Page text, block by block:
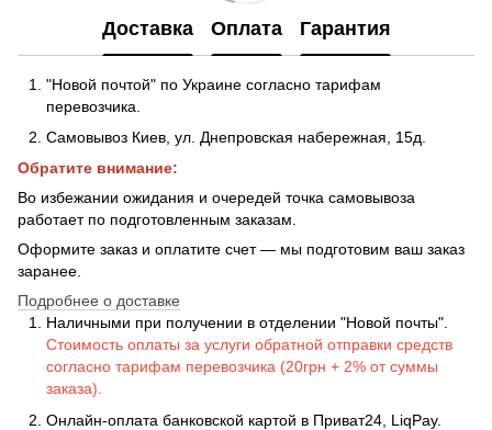
Доставка Оплата Гарантия
"Новой почтой" по Украине согласно тарифам
перевозчика.
Самовывоз Киев, ул. Днепровская набережная , 15д.
Обратите внимание:
Во избежании ожидания и очередей точка самовывоза
работает по подготовленным заказам.
Оформите заказ и оплатите счет — мы подготовим ваш заказ
заранее.
Подробнее о доставке
Наличными при получении в отделении "Новой почты".
Стоимость оплаты за услуги обратной отправки средств
согласно тарифам перевозчика (20грн + 2% от суммы
заказа).
Онлайн-оплата банковской картой в Приват24, LiqPay.